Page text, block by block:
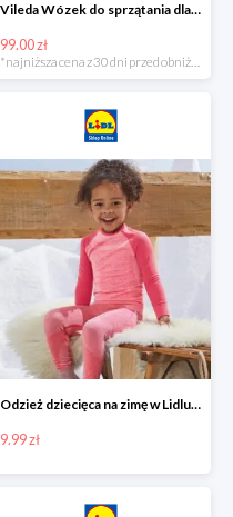
Vileda Wózek do sprzątania dla dzieci
99.00 zł
*najniższa cena z 30 dni przed obniżką
Odzież dziecięca na zimę w Lidlu Online od 9,99 zł
9.99 zł